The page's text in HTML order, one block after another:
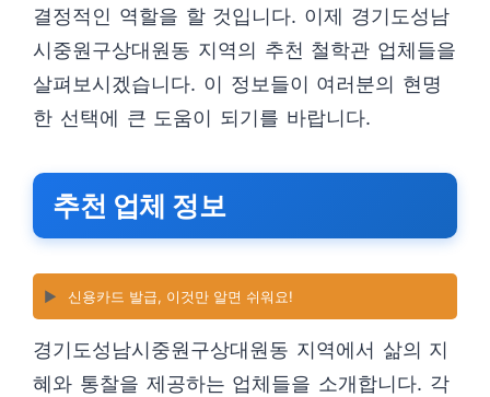
결정적인 역할을 할 것입니다. 이제 경기도성남
시중원구상대원동 지역의 추천 철학관 업체들을
살펴보시겠습니다. 이 정보들이 여러분의 현명
한 선택에 큰 도움이 되기를 바랍니다.
추천 업체 정보
▶️ 신용카드 발급, 이것만 알면 쉬워요!
경기도성남시중원구상대원동 지역에서 삶의 지
혜와 통찰을 제공하는 업체들을 소개합니다. 각